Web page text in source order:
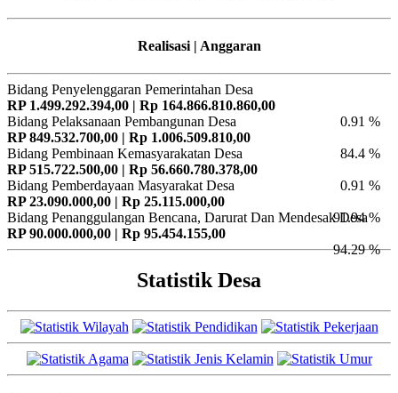
Realisasi | Anggaran
Bidang Penyelenggaran Pemerintahan Desa
RP 1.499.292.394,00 | Rp 164.866.810.860,00
0.91 %
Bidang Pelaksanaan Pembangunan Desa
RP 849.532.700,00 | Rp 1.006.509.810,00
84.4 %
Bidang Pembinaan Kemasyarakatan Desa
RP 515.722.500,00 | Rp 56.660.780.378,00
0.91 %
Bidang Pemberdayaan Masyarakat Desa
RP 23.090.000,00 | Rp 25.115.000,00
91.94 %
Bidang Penanggulangan Bencana, Darurat Dan Mendesak Desa
RP 90.000.000,00 | Rp 95.454.155,00
94.29 %
Statistik Desa